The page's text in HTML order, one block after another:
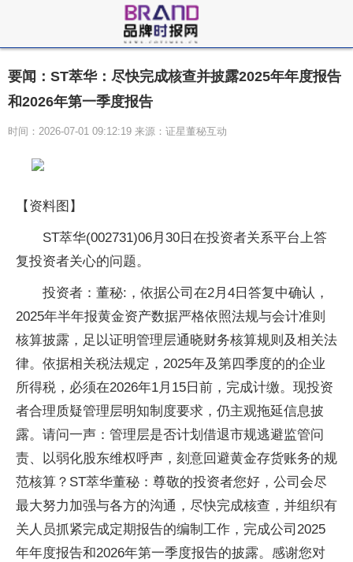
要闻：ST萃华：尽快完成核查并披露2025年年度报告
和2026年第一季度报告
时间：2026-07-01 09:12:19 来源：证星董秘互动
【资料图】
ST萃华(002731)06月30日在投资者关系平台上答
复投资者关心的问题。
投资者：董秘:，依据公司在2月4日答复中确认，
2025年半年报黄金资产数据严格依照法规与会计准则
核算披露，足以证明管理层通晓财务核算规则及相关法
律。依据相关税法规定，2025年及第四季度的的企业
所得税，必须在2026年1月15日前，完成计缴。现投资
者合理质疑管理层明知制度要求，仍主观拖延信息披
露。请问一声：管理层是否计划借退市规逃避监管问
责、以弱化股东维权呼声，刻意回避黄金存货账务的规
范核算？ST萃华董秘：尊敬的投资者您好，公司会尽
最大努力加强与各方的沟通，尽快完成核查，并组织有
关人员抓紧完成定期报告的编制工作，完成公司2025
年年度报告和2026年第一季度报告的披露。感谢您对